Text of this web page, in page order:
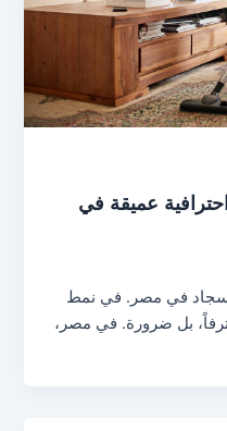
عميقة في
في مصر. في نمط
ترفاً، بل ضرورة. في مصر،